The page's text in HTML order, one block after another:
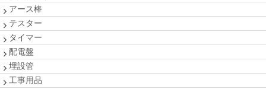
アース棒
テスター
タイマー
配電盤
埋設管
工事用品